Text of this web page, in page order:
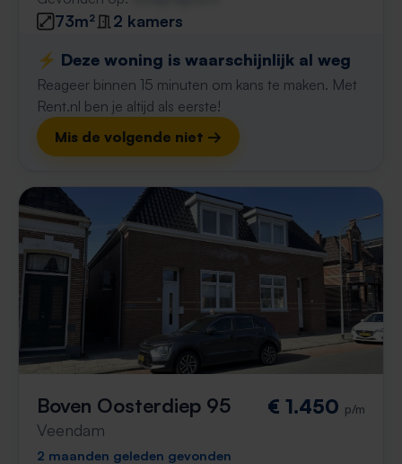
73m²
2 kamers
⚡️ Deze woning is waarschijnlijk al weg
Reageer binnen 15 minuten om kans te maken. Met
Rent.nl ben je altijd als eerste!
Mis de volgende niet →
Boven Oosterdiep 95
Veendam
€ 1.450 p/m
2 maanden geleden gevonden